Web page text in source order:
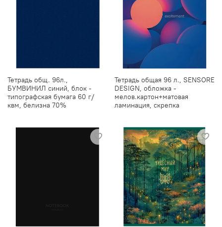
Тетрадь общ. 96л.,
БУМВИНИЛ синий, блок -
типографская бумага 60 г/
квм, белизна 70%
Тетрадь общая 96 л., SENSORE
DESIGN, обложка -
мелов.картон+матовая
ламинация, скрепка